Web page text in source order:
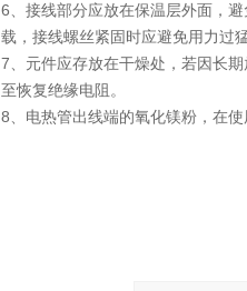
6、接线部分应放在保温层外面，
载，接线螺丝紧固时应避免用力过猛
7、元件应存放在干燥处，若因长
至恢复绝缘电阻。
8、电热管出线端的氧化镁粉，在